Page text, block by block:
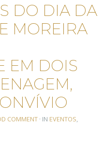
DO DIA DA
MOREIRA
EM DOIS
COMMENT · IN EVENTOS